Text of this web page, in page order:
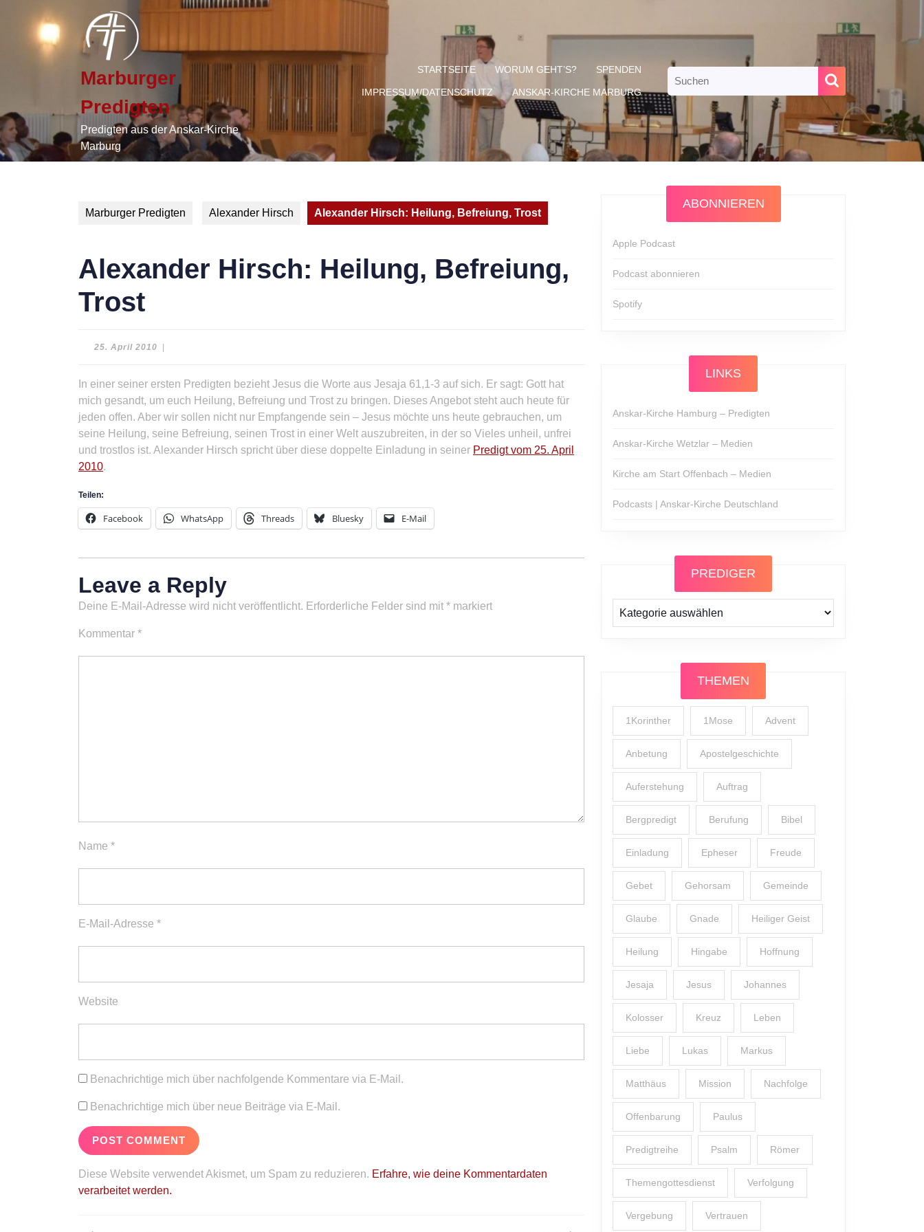
content
Marburger
Predigten
Predigten aus der Anskar-Kirche
Marburg
STARTSEITE WORUM GEHT’S? SPENDEN
IMPRESSUM/DATENSCHUTZ ANSKAR-KIRCHE MARBURG
for:
Marburger Predigten Alexander Hirsch Alexander Hirsch: Heilung, Befreiung, Trost
Alexander Hirsch: Heilung, Befreiung,
Trost
25. April 2010 25.
In einer seiner ersten Predigten bezieht Jesus die Worte aus Jesaja 61,1-3 auf sich. Er sagt: Gott hat
mich gesandt, um euch Heilung, Befreiung und Trost zu bringen. Dieses Angebot steht auch heute für
jeden offen. Aber wir sollen nicht nur Empfangende sein – Jesus möchte uns heute gebrauchen, um
seine Heilung, seine Befreiung, seinen Trost in einer Welt auszubreiten, in der so Vieles unheil, unfrei
und trostlos ist. Alexander Hirsch spricht über diese doppelte Einladung in seiner Predigt vom 25. April
2010.
Teilen:
Facebook WhatsApp Threads Bluesky E-Mail
Leave a Reply
Deine E-Mail-Adresse wird nicht veröffentlicht. Erforderliche Felder sind mit * markiert
Kommentar *
Name *
E-Mail-Adresse *
Website
Benachrichtige mich über nachfolgende Kommentare via E-Mail.
Benachrichtige mich über neue Beiträge via E-Mail.
Diese Website verwendet Akismet, um Spam zu reduzieren. Erfahre, wie deine Kommentardaten
verarbeitet werden.
ABONNIEREN
Apple Podcast
Podcast abonnieren
Spotify
LINKS
Anskar-Kirche Hamburg – Predigten
Anskar-Kirche Wetzlar – Medien
Kirche am Start Offenbach – Medien
Podcasts | Anskar-Kirche Deutschland
PREDIGER
Prediger
THEMEN
1Korinther 1Mose Advent
Anbetung Apostelgeschichte
Auferstehung Auftrag
Bergpredigt Berufung Bibel
Einladung Epheser Freude
Gebet Gehorsam Gemeinde
Glaube Gnade Heiliger Geist
Heilung Hingabe Hoffnung
Jesaja Jesus Johannes
Kolosser Kreuz Leben
Liebe Lukas Markus
Matthäus Mission Nachfolge
Offenbarung Paulus
Predigtreihe Psalm Römer
Themengottesdienst Verfolgung
Vergebung Vertrauen